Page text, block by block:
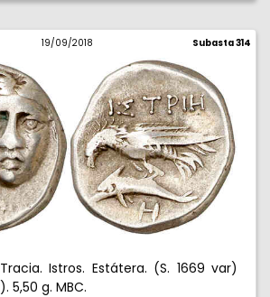
19/09/2018 Subasta 314
Istros. Estátera. (S. 1669 var)
5,50 g. MBC.